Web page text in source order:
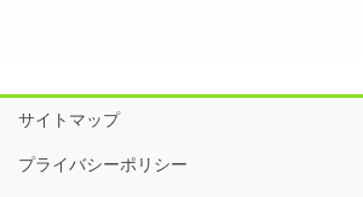
サイトマップ
プライバシーポリシー